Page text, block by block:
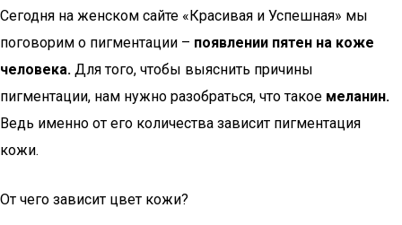
Сегодня на женском сайте «Красивая и Успешная» мы
поговорим о пигментации – появлении пятен на коже
человека. Для того, чтобы выяснить причины
пигментации, нам нужно разобраться, что такое меланин.
Ведь именно от его количества зависит пигментация
кожи.
От чего зависит цвет кожи?